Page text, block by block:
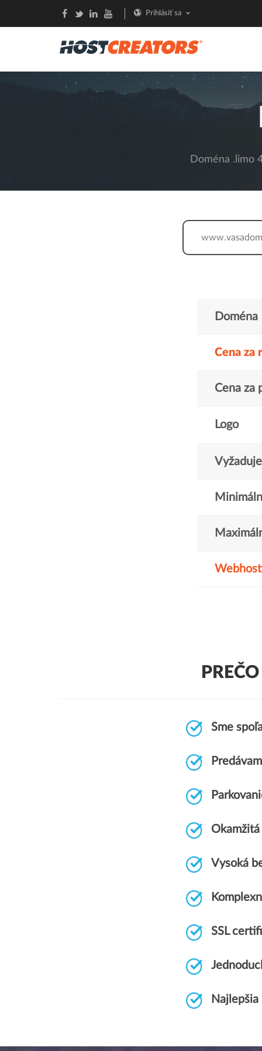
Prihlásiť sa
Doména .limo
www.
Doména
Cena za
Cena za
Logo
Sme
Vysoká
SSL